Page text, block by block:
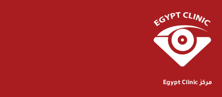
مركز Egypt Clinic